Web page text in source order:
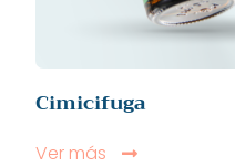
Cimicifuga
Ver más